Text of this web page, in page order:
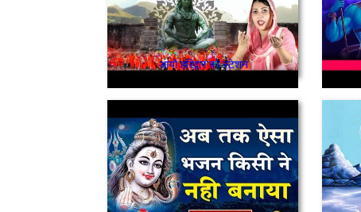
आयो हरिद्वार को स्टेशन